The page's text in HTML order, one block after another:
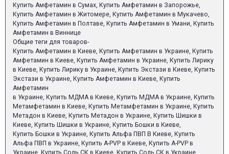
Купить Амфетамин в Сумах, Купить Амфетамин в Запорожье,
Купить Амфетамин в Житомере, Купить Амфетамин в Мукачево,
Купить Амфетамин в Полтаве, Купить Амфетамин в Умани, Купить
Амфетамин в Виннице
Общие теги для товаров-
Купить Амфетамин в Киеве, Купить Амфетамин в Украине, Купить
Амфетамин в Киеве, Купить Амфетамин в Украине, Купить Лирику
в Киеве, Купить Лирику в Украине, Купить Экстази в Киеве, Купить
Экстази в Украине, Купить Амфетамин в Киеве, Купить
Амфетамин
в Украине, Купить МДМА в Киеве, Купить МДМА в Украине, Купить
Метамфетамин в Киеве, Купить Метамфетамин в Украине, Купить
Метадон в Киеве, Купить Метадон в Украине, Купить Шишки в
Киеве, Купить Шишки в Украине, Купить Бошки в Киеве,
Купить Бошки в Украине, Купить Альфа ПВП В Киеве, Купить
Альфа ПВП в Украине, Купить A-PVP в Киеве, Купить A-PVP в
Украине, Купить Соль СК в Киеве, Купить Соль СК в Украине,